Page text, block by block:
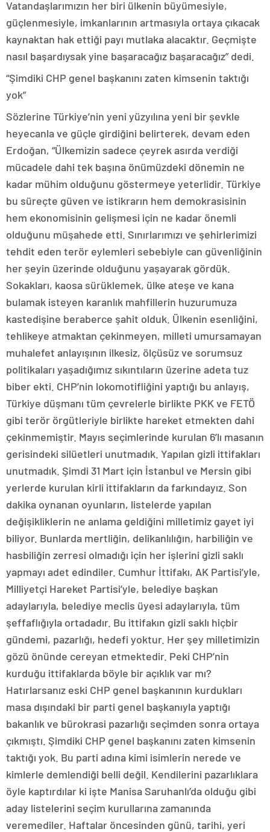
Vatandaşlarımızın her biri ülkenin büyümesiyle,
güçlenmesiyle, imkanlarının artmasıyla ortaya çıkacak
kaynaktan hak ettiği payı mutlaka alacaktır. Geçmişte
nasıl başardıysak yine başaracağız başaracağız” dedi.
“Şimdiki CHP genel başkanını zaten kimsenin taktığı
yok”
Sözlerine Türkiye’nin yeni yüzyılına yeni bir şevkle
heyecanla ve güçle girdiğini belirterek, devam eden
Erdoğan, “Ülkemizin sadece çeyrek asırda verdiği
mücadele dahi tek başına önümüzdeki dönemin ne
kadar mühim olduğunu göstermeye yeterlidir. Türkiye
bu süreçte güven ve istikrarın hem demokrasisinin
hem ekonomisinin gelişmesi için ne kadar önemli
olduğunu müşahede etti. Sınırlarımızı ve şehirlerimizi
tehdit eden terör eylemleri sebebiyle can güvenliğinin
her şeyin üzerinde olduğunu yaşayarak gördük.
Sokakları, kaosa sürüklemek, ülke ateşe ve kana
bulamak isteyen karanlık mahfillerin huzurumuza
kastedişine beraberce şahit olduk. Ülkenin esenliğini,
tehlikeye atmaktan çekinmeyen, milleti umursamayan
muhalefet anlayışının ilkesiz, ölçüsüz ve sorumsuz
politikaları yaşadığımız sıkıntıların üzerine adeta tuz
biber ekti. CHP’nin lokomotifliğini yaptığı bu anlayış,
Türkiye düşmanı tüm çevrelerle birlikte PKK ve FETÖ
gibi terör örgütleriyle birlikte hareket etmekten dahi
çekinmemiştir. Mayıs seçimlerinde kurulan 6’lı masanın
gerisindeki silüetleri unutmadık. Yapılan gizli ittifakları
unutmadık. Şimdi 31 Mart için İstanbul ve Mersin gibi
yerlerde kurulan kirli ittifakların da farkındayız. Son
dakika oynanan oyunların, listelerde yapılan
değişikliklerin ne anlama geldiğini milletimiz gayet iyi
biliyor. Bunlarda mertliğin, delikanlılığın, harbiliğin ve
hasbiliğin zerresi olmadığı için her işlerini gizli saklı
yapmayı adet edindiler. Cumhur İttifakı, AK Partisi’yle,
Milliyetçi Hareket Partisi’yle, belediye başkan
adaylarıyla, belediye meclis üyesi adaylarıyla, tüm
şeffaflığıyla ortadadır. Bu ittifakın gizli saklı hiçbir
gündemi, pazarlığı, hedefi yoktur. Her şey milletimizin
gözü önünde cereyan etmektedir. Peki CHP’nin
kurduğu ittifaklarda böyle bir açıklık var mı?
Hatırlarsanız eski CHP genel başkanının kurdukları
masa dışındaki bir parti genel başkanıyla yaptığı
bakanlık ve bürokrasi pazarlığı seçimden sonra ortaya
çıkmıştı. Şimdiki CHP genel başkanını zaten kimsenin
taktığı yok. Bu parti adına kimi isimlerin nerede ve
kimlerle demlendiği belli değil. Kendilerini pazarlıklara
öyle kaptırdılar ki işte Manisa Saruhanlı’da olduğu gibi
aday listelerini seçim kurullarına zamanında
veremediler. Haftalar öncesinden günü, tarihi, yeri